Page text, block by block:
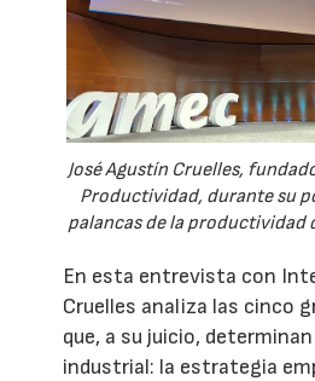
José Agustín Cruelles,
Productividad, durante su
palancas de la productividad
En esta entrevista con
Cruelles analiza las cinco
que, a su juicio,
industrial: la estrategia